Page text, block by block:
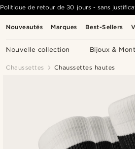
Nouveautés Marques Best-Sellers
Nouvelle collection Bijoux &
Politique de retour de 30 jours - sans
Chaussettes Chaussettes hautes